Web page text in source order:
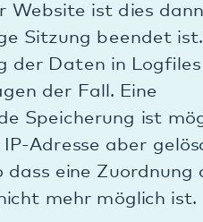
die nur von uns
werden.
über
Tools bzw. der
dem Zweck, die
ihre Inhalte zu